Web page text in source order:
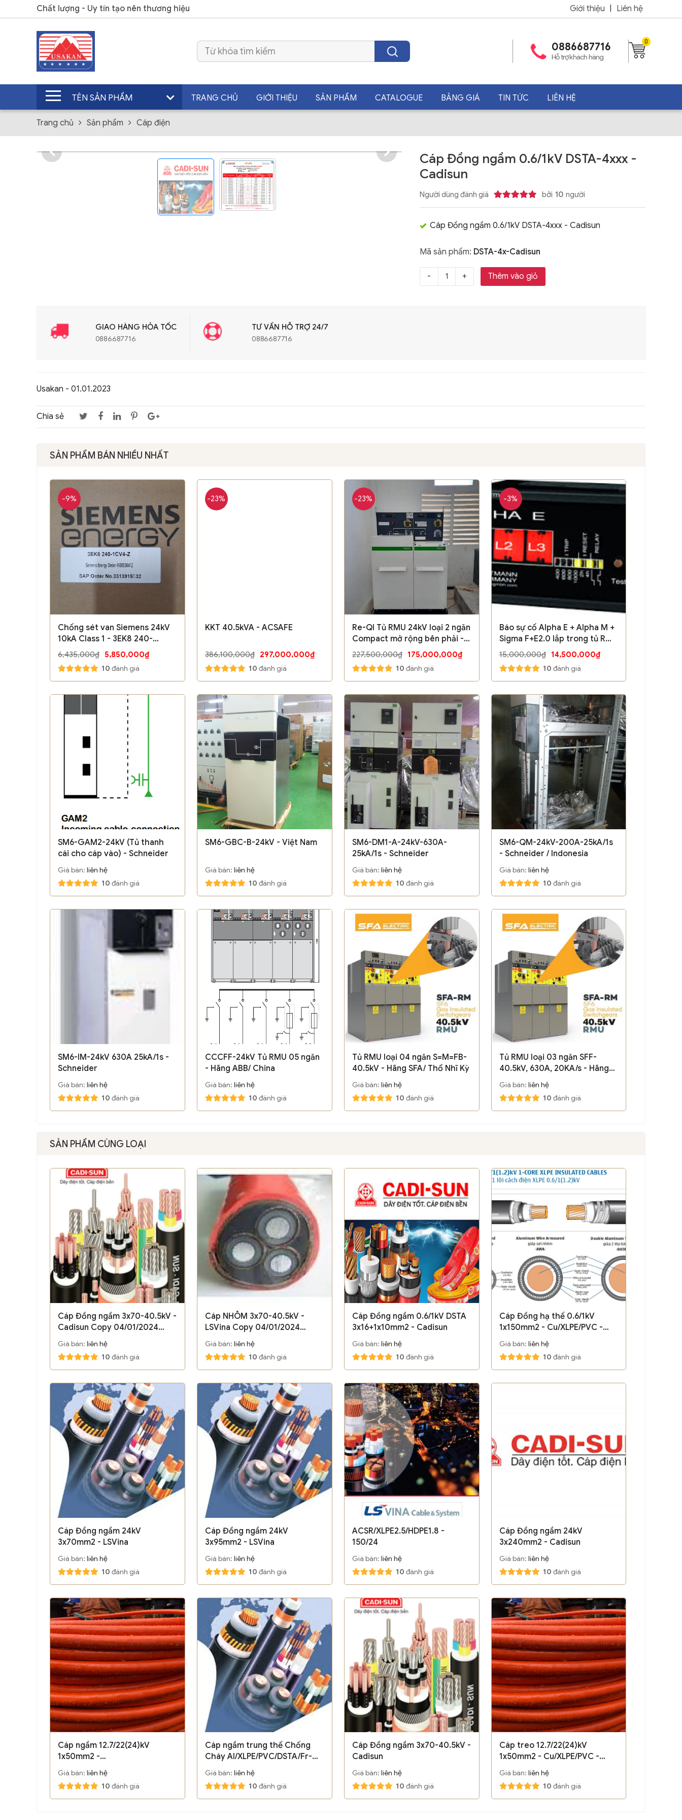
Chất lượng - Uy tín tạo nên thương hiệu Giới thiệu Liên hệ
0886687716
Hỗ trợ khách hàng
0
TÊN SẢN PHẨM TRANG CHỦ GIỚI THIỆU SẢN PHẨM CATALOGUE BẢNG GIÁ TIN TỨC LIÊN HỆ
Trang chủ Sản phẩm Cáp điện
Cáp Đồng ngầm 0.6/1kV DSTA-4xxx -
Cadisun
Người dùng đánh giá bởi 10 người
Cáp Đồng ngầm 0.6/1kV DSTA-4xxx - Cadisun
Mã sản phẩm: DSTA-4x-Cadisun
Thêm vào giỏ
GIAO HÀNG HỎA TỐC
0886687716
TƯ VẤN HỖ TRỢ 24/7
0886687716
Usakan - 01.01.2023
Chia sẻ
SẢN PHẨM BÁN NHIỀU NHẤT
-9%
Chống sét van Siemens 24kV
10kA Class 1 - 3EK8 240-
2CV4-Z M30 P12 P31M81
6,435,000₫ 5,850,000₫
10 đánh giá
-23%
KKT 40.5kVA - ACSAFE
386,100,000₫
297,000,000₫
10 đánh giá
-23%
Re-QI Tủ RMU 24kV loại 2 ngăn
Compact mở rộng bên phải -
Sshneider
227,500,000₫ 175,000,000₫
10 đánh giá
-3%
Báo sự cố Alpha E + Alpha M +
Sigma F+E2.0 lắp trong tủ RMU
- Hãng Horstmann / Germany
15,000,000₫ 14,500,000₫
10 đánh giá
SM6-GAM2-24kV (Tủ thanh
cái cho cáp vào) - Schneider
Giá bán: liên hệ
10 đánh giá
SM6-GBC-B-24kV - Việt Nam
Giá bán: liên hệ
10 đánh giá
SM6-DM1-A-24kV-630A-
25kA/1s - Schneider
Giá bán: liên hệ
10 đánh giá
SM6-QM-24kV-200A-25kA/1s
- Schneider / Indonesia
Giá bán: liên hệ
10 đánh giá
SM6-IM-24kV 630A 25kA/1s -
Schneider
Giá bán: liên hệ
10 đánh giá
CCCFF-24kV Tủ RMU 05 ngăn
- Hãng ABB/ China
Giá bán: liên hệ
10 đánh giá
Tủ RMU loại 04 ngăn S=M=FB-
40.5kV - Hãng SFA/ Thổ Nhĩ Kỳ
Giá bán: liên hệ
10 đánh giá
Tủ RMU loại 03 ngăn SFF-
40.5kV, 630A, 20KA/s - Hãng
SFA/ Thổ Nhĩ Kỳ
Giá bán: liên hệ
10 đánh giá
SẢN PHẨM CÙNG LOẠI
Cáp Đồng ngầm 3x70-40.5kV -
Cadisun Copy 04/01/2024
Giá bán: liên hệ
10 đánh giá
Cáp NHÔM 3x70-40.5kV -
LSVina Copy 04/01/2024
Giá bán: liên hệ
10 đánh giá
Cáp Đồng ngầm 0.6/1kV DSTA
3x16+1x10mm2 - Cadisun
Giá bán: liên hệ
10 đánh giá
Cáp Đồng hạ thế 0.6/1kV
1x150mm2 - Cu/XLPE/PVC -
Giá bán: liên hệ
10 đánh giá
Cáp Đồng ngầm 24kV
3x70mm2 - LSVina
Giá bán: liên hệ
10 đánh giá
Cáp Đồng ngầm 24kV
3x95mm2 - LSVina
Giá bán: liên hệ
10 đánh giá
ACSR/XLPE2.5/HDPE1.8 -
150/24
Giá bán: liên hệ
10 đánh giá
Cáp Đồng ngầm 24kV
3x240mm2 - Cadisun
Giá bán: liên hệ
10 đánh giá
Cáp ngầm 12.7/22(24)kV
1x50mm2 -
Cu/XLPE/PVC/DATA/PVC-W
(1x0.127mm, vỏ cam) - LSvina
Giá bán: liên hệ
10 đánh giá
Cáp ngầm trung thế Chống
Cháy Al/XLPE/PVC/DSTA/Fr-
PVC-W 3x400Sqmm
12.7/22(24)kV - LSVina
Giá bán: liên hệ
10 đánh giá
Cáp Đồng ngầm 3x70-40.5kV -
Cadisun
Giá bán: liên hệ
10 đánh giá
Cáp treo 12.7/22(24)kV
1x50mm2 - Cu/XLPE/PVC -
LSVina
Giá bán: liên hệ
10 đánh giá